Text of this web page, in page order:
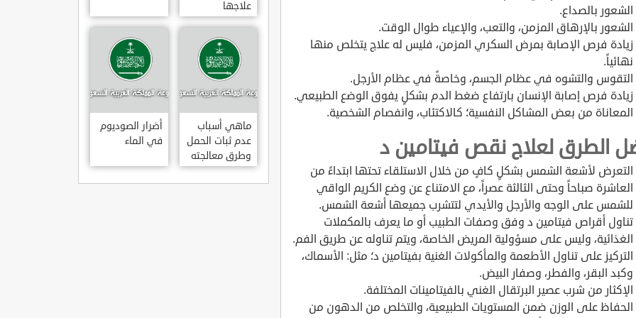
الشعور بالصداع.
الشعور بالإرهاق المزمن، والتعب، والإعياء طوال الوقت.
زيادة فرص الإصابة بمرض السكري المزمن، فليس له علاج يتخلص منها
نهائياً.
التقوس والتشوه في عظام الجسم، وخاصةً في عظام الأرجل.
زيادة فرص إصابة الإنسان بارتفاع ضغط الدم بشكلٍ يفوق الوضع الطبيعي.
المعاناة من بعض المشاكل النفسية؛ كالاكتئاب، وانفصام الشخصية.
الطرق لعلاج نقص فيتامين د
التعرض لأشعة الشمس بشكلٍ كافٍ من خلال الاستلقاء تحتها ابتداءً من
العاشرة صباحاً وحتى الثالثة عصراً، مع الامتناع عن وضع الكريم الواقي
للشمس على الوجه والأرجل والأيدي لتتشرب جميعها أشعة الشمس.
تناول أقراص فيتامين د وفق وصفات الطبيب أو ما يعرف بالمكملات
الغذائية، وليس على مسؤولية المريض الخاصة، ويتم تناوله عن طريق الفم.
التركيز على تناول الأطعمة والمأكولات الغنية بفيتامين د؛ مثل: الأسماك،
وكبد البقر، والفطر، وصفار البيض.
الإكثار من شرب عصير البرتقال الغني بالفيتامينات المختلفة.
الحفاظ على الوزن ضمن المستويات الطبيعية، والتخلص من الدهون من
علاجها
ماهي أسباب
عدم ثبات الحمل
وطرق معالجته
أضرار الصوديوم
في الماء